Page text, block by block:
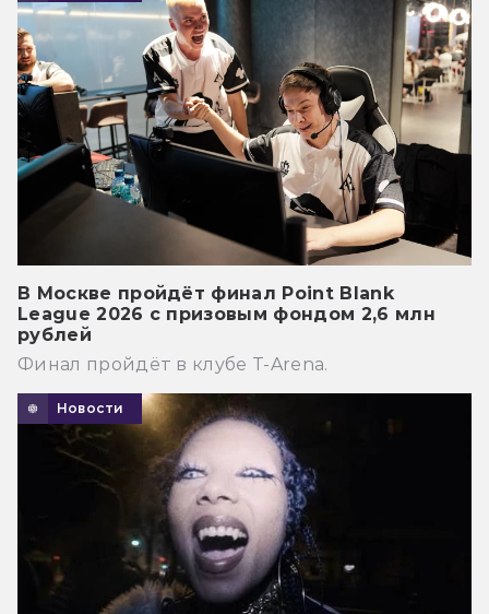
В Москве пройдёт финал Point Blank
League 2026 с призовым фондом 2,6 млн
рублей
Финал пройдёт в клубе T-Arena.
Новости